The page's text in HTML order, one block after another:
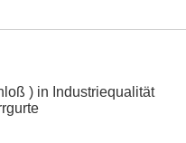
) in Industriequalität